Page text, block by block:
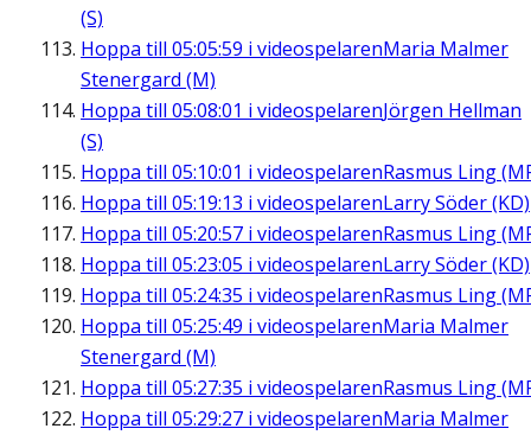
(S)
Hoppa till 05:05:59 i videospelarenMaria Malmer
Stenergard (M)
Hoppa till 05:08:01 i videospelarenJörgen Hellman
(S)
Hoppa till 05:10:01 i videospelarenRasmus Ling
Hoppa till 05:19:13 i videospelarenLarry Söder (KD)
Hoppa till 05:20:57 i videospelarenRasmus Ling
Hoppa till 05:23:05 i videospelarenLarry Söder (KD)
Hoppa till 05:24:35 i videospelarenRasmus Ling
Hoppa till 05:25:49 i videospelarenMaria Malmer
Stenergard (M)
Hoppa till 05:27:35 i videospelarenRasmus Ling
Hoppa till 05:29:27 i videospelarenMaria Malmer